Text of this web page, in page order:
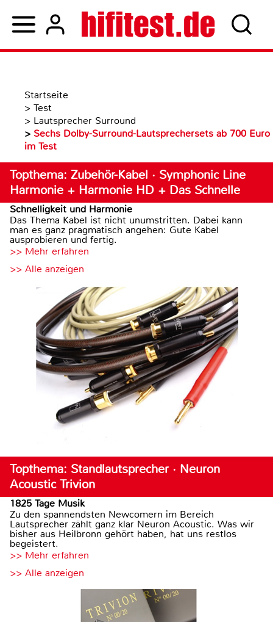
Startseite
> Test
> Lautsprecher Surround
> Sechs Dolby-Surround-Lautsprechersets ab 700 Euro
im Test
Topthema: Zubehör-Kabel · Symphonic Line
Harmonie + Harmonie HD + Das Schnelle
Schnelligkeit und Harmonie
Das Thema Kabel ist nicht unumstritten. Dabei kann
man es ganz pragmatisch angehen: Gute Kabel
ausprobieren und fertig.
>> Mehr erfahren
>> Alle anzeigen
Topthema: Standlautsprecher · Neuron
Acoustic Trivion
1825 Tage Musik
Zu den spannendsten Newcomern im Bereich
Lautsprecher zählt ganz klar Neuron Acoustic. Was wir
bisher aus Heilbronn gehört haben, hat uns restlos
begeistert.
>> Mehr erfahren
>> Alle anzeigen